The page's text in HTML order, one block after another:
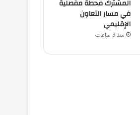
المشترك محطة مفصلية
في مسار التعاون
الإقليمي
منذ 3 ساعات